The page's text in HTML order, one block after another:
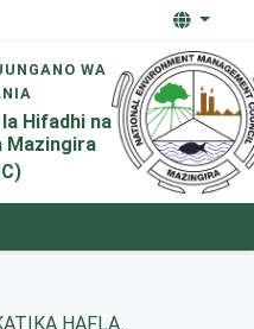
WA
Hifadhi na
Mazingira
HAFLA...